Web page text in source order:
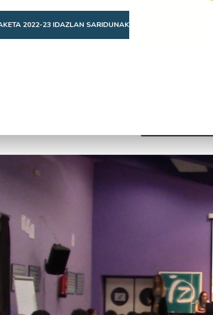
2022-23 IDAZLAN SARIDUNAK